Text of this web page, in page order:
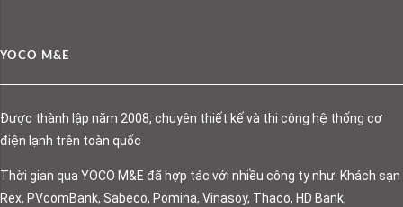
YOCO M&E
Được thành lập năm 2008, chuyên thiết kế và thi công hệ thống cơ
điện lạnh trên toàn quốc
Thời gian qua YOCO M&E đã hợp tác với nhiều công ty như: Khách sạn
Rex, PVcomBank, Sabeco, Pomina, Vinasoy, Thaco, HD Bank,